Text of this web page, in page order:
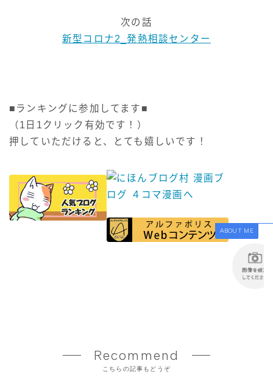
次の話
新型コロナ2_発熱相談センター
■ランキングに参加してます■
（1日1クリック有効です！）
押していただけると、とても嬉しいです！
ABOUT ME
Recommend
こちらの記事もどうぞ